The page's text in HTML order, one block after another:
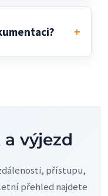
výjezd
přístupu,
přehled najdete